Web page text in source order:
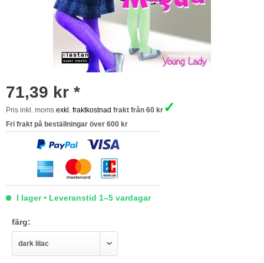
71,39 kr *
Pris inkl. moms exkl. fraktkostnad frakt från 60 kr ✓
Fri frakt på beställningar över 600 kr
I lager • Leveranstid 1–5 vardagar
färg: